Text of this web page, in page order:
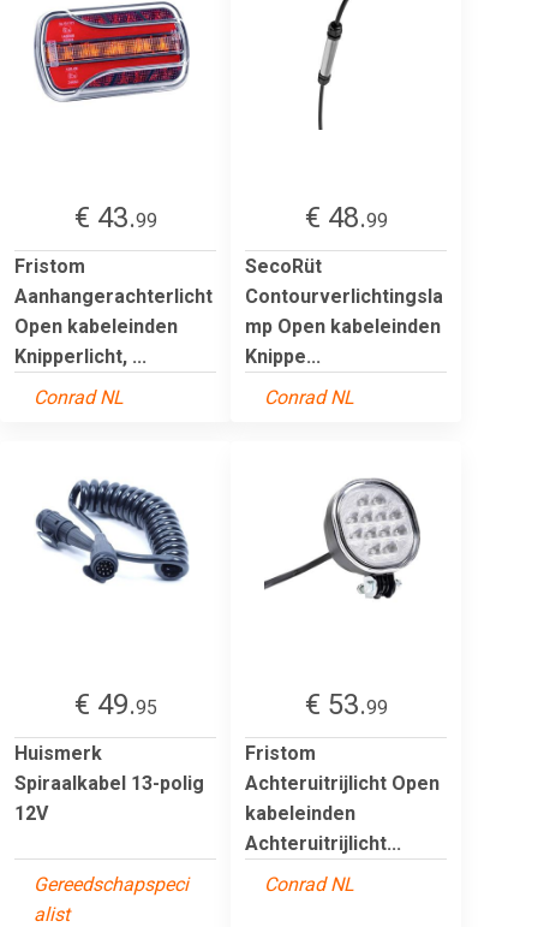
€ 43.99
Fristom
Aanhangerachterlicht
Open kabeleinden
Knipperlicht, ...
Conrad NL
€ 48.99
SecoRüt
Contourverlichtingsla
mp Open kabeleinden
Knippe...
Conrad NL
€ 49.95
Huismerk
Spiraalkabel 13-polig
12V
Gereedschapspeci
alist
€ 53.99
Fristom
Achteruitrijlicht Open
kabeleinden
Achteruitrijlicht...
Conrad NL